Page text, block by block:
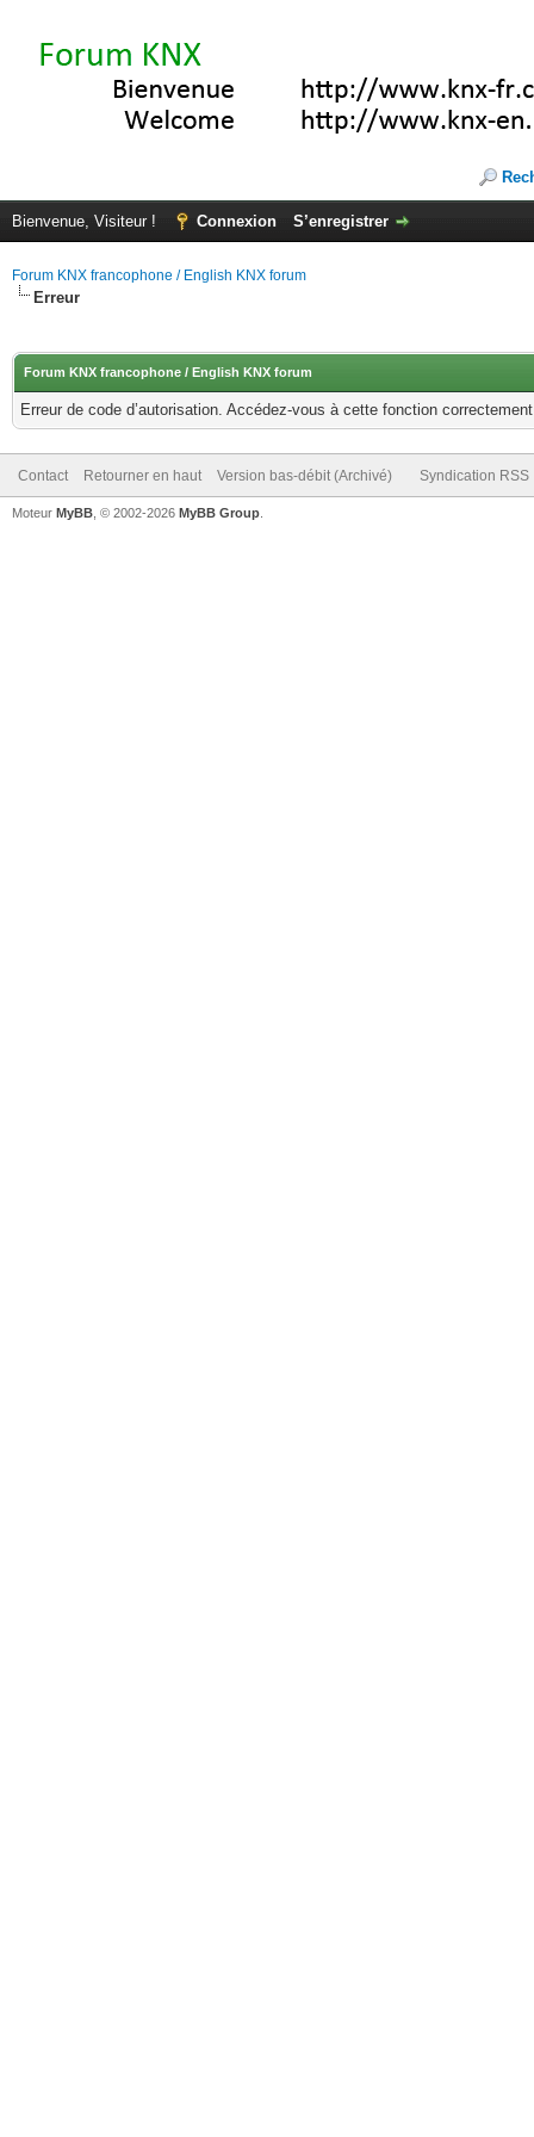
Bienvenue, Visiteur ! Connexion S’enregistrer
Forum KNX francophone / English KNX forum
Erreur
Forum KNX francophone / English KNX forum
Erreur de code d’autorisation. Accédez-vous à cette fonction
Contact Retourner en haut Version bas-débit (Archivé) Syndication RSS
Moteur MyBB , © 2002-2026 MyBB Group